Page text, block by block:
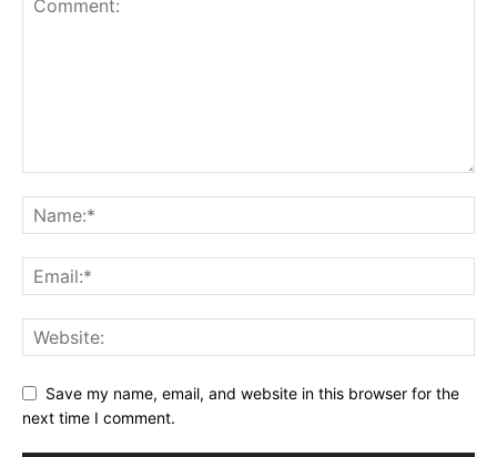
Save my name, email, and website in this browser for the
next time I comment.